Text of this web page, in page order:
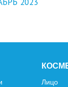
Лицо